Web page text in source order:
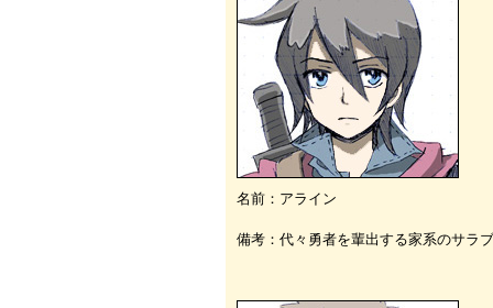
名前：アライン
備考：代々勇者を輩出する家系のサラ